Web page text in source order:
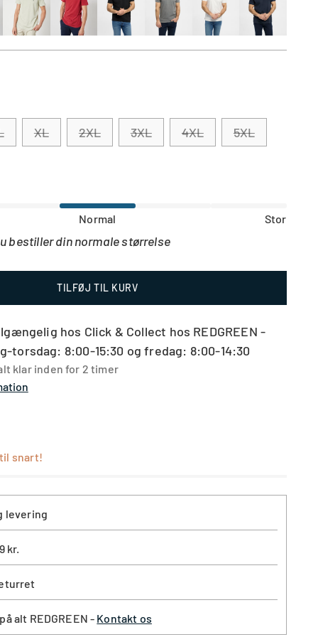
XL 2XL 3XL 4XL 5XL
Normal Stor
bestiller din normale størrelse
TILFØJ TIL KURV
hos Click & Collect hos REDGREEN -
torsdag: 8:00-15:30 og fredag: 8:00-14:30
klar inden for 2 timer
snart!
levering
kr.
alt REDGREEN - Kontakt os